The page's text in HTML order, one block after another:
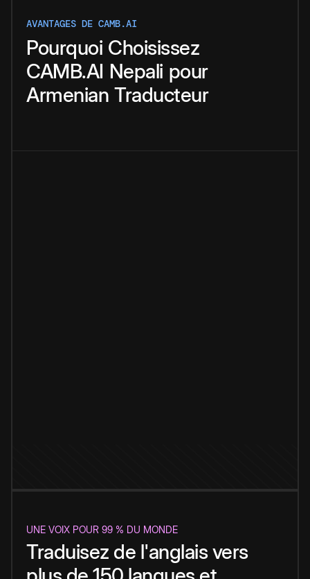
AVANTAGES DE CAMB.AI
Pourquoi Choisissez
CAMB.AI Nepali pour
Armenian Traducteur
UNE VOIX POUR 99 % DU MONDE
Traduisez de l'anglais vers